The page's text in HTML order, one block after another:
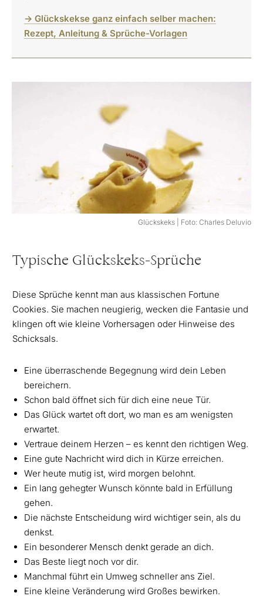
-> Glückskekse ganz einfach selber machen:
Rezept, Anleitung & Sprüche-Vorlagen
Glückskeks | Foto: Charles Deluvio
Typische Glückskeks-Sprüche
Diese Sprüche kennt man aus klassischen Fortune
Cookies. Sie machen neugierig, wecken die Fantasie und
klingen oft wie kleine Vorhersagen oder Hinweise des
Schicksals.
Eine überraschende Begegnung wird dein Leben
bereichern.
Schon bald öffnet sich für dich eine neue Tür.
Das Glück wartet oft dort, wo man es am wenigsten
erwartet.
Vertraue deinem Herzen – es kennt den richtigen Weg.
Eine gute Nachricht wird dich in Kürze erreichen.
Wer heute mutig ist, wird morgen belohnt.
Ein lang gehegter Wunsch könnte bald in Erfüllung
gehen.
Die nächste Entscheidung wird wichtiger sein, als du
denkst.
Ein besonderer Mensch denkt gerade an dich.
Das Beste liegt noch vor dir.
Manchmal führt ein Umweg schneller ans Ziel.
Eine kleine Veränderung wird Großes bewirken.